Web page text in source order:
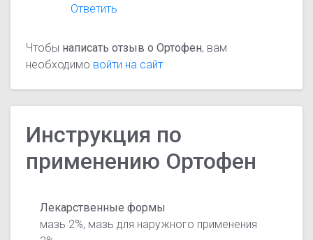
Ответить
Чтобы написать отзыв о Ортофен, вам
необходимо войти на сайт
Инструкция по
применению Ортофен
Лекарственные формы
мазь 2%, мазь для наружного применения